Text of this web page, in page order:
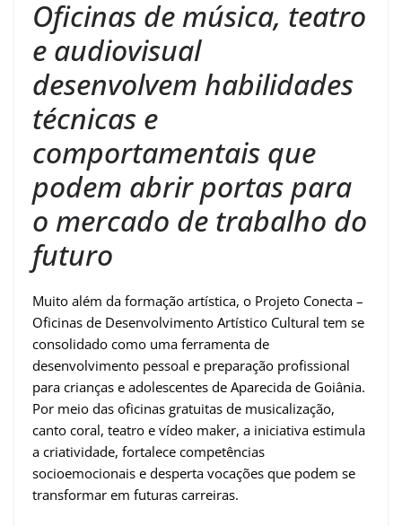
Oficinas de música, teatro
e audiovisual
desenvolvem habilidades
técnicas e
comportamentais que
podem abrir portas para
o mercado de trabalho do
futuro
Muito além da formação artística, o Projeto Conecta –
Oficinas de Desenvolvimento Artístico Cultural tem se
consolidado como uma ferramenta de
desenvolvimento pessoal e preparação profissional
para crianças e adolescentes de Aparecida de Goiânia.
Por meio das oficinas gratuitas de musicalização,
canto coral, teatro e vídeo maker, a iniciativa estimula
a criatividade, fortalece competências
socioemocionais e desperta vocações que podem se
transformar em futuras carreiras.